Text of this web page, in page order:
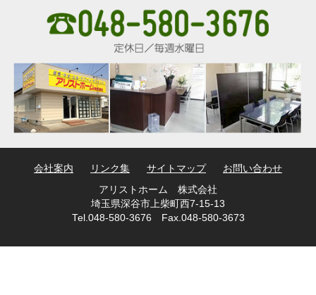
会社案内 リンク集 サイトマップ
お問い合わせ
アリストホーム 株式会社
埼玉県深谷市上柴町西7-15-13
Tel.048-580-3676 Fax.048-580-3673